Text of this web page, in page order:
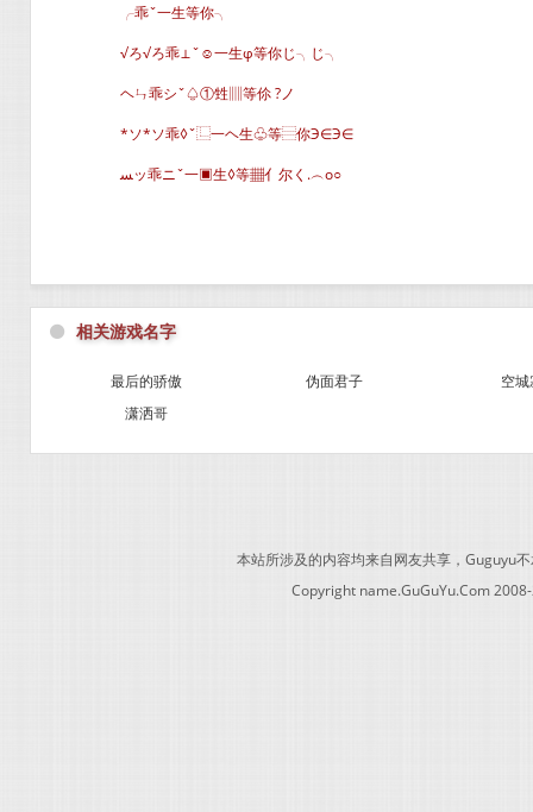
╭乖ˇ一生等你╮
√ろ√ろ乖⊥ˇ☺一生φ等你じ╮じ╮
ヘㄣ乖シˇ♤①甡▥等伱 ?ノ
*ソ*ソ乖◊ˇ⿺一ヘ生♧等⿳你Э∈Э∈
ﺴッ乖ニˇ一▣生◊等▦亻尔く.︵o○
⚫ 相关游戏名字
最后的骄傲 伪面君子
空城
潇洒哥
本站所涉及的内容均来自网友共享，Guguyu
Copyright name.GuGuYu.Com